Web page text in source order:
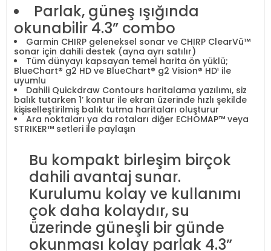
Parlak, güneş ışığında
okunabilir 4.3” combo
Garmin CHIRP geleneksel sonar ve CHIRP ClearVü™
sonar için dahili destek (ayna ayrı satılır)
Tüm dünyayı kapsayan temel harita ön yüklü;
BlueChart® g2 HD ve BlueChart® g2 Vision® HD¹ ile
uyumlu
Dahili Quickdraw Contours haritalama yazılımı, siz
balık tutarken 1’ kontur ile ekran üzerinde hızlı şekilde
kişiselleştirilmiş balık tutma haritaları oluşturur
Ara noktaları ya da rotaları diğer ECHOMAP™ veya
STRIKER™ setleri ile paylaşın
Bu kompakt birleşim birçok
dahili avantaj sunar.
Kurulumu kolay ve kullanımı
çok daha kolaydır, su
üzerinde güneşli bir günde
okunması kolay parlak 4.3”